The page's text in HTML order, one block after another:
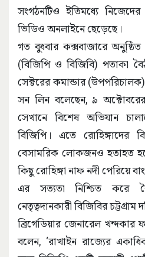
সংগঠনটিও ইতিমধ্যে
ভিডিও অনলাইনে ছেড়েছে।
গত বুধবার কক্সবাজারে অনুষ্ঠিত
(বিজিপি ও বিজিবি) পতাকা
সেক্টরের কমান্ডার
সন লিন বলেছেন, ৯
সেখানে বিশেষ অভিযান
বিজিপি। এতে রোহিঙ্গাদের
বেসামরিক লোকজনও হতাহত
কিছু রোহিঙ্গা নাফ নদী পেরিয়ে
এর সত্যতা নিশ্চিত করে
নেতৃত্বদানকারী বিজিবির
ব্রিগেডিয়ার জেনারেল
বলেন, ‘রাখাইন রাজ্যের